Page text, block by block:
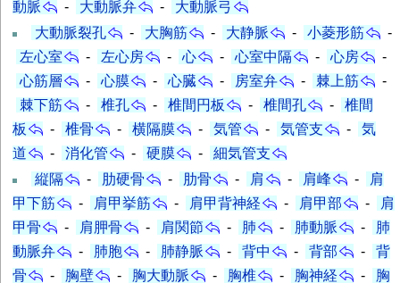
動脈
- 大動脈弁 -
大動脈弓
大動脈裂孔
- 大胸筋 - 大静脈 - 小菱形筋
-
左心室
- 左心房 - 心 - 心室中隔 - 心房
-
心筋層
- 心膜 - 心臓 - 房室弁 - 棘上筋
-
棘下筋
- 椎孔 - 椎間円板 - 椎間孔 -
椎間
板
- 椎骨 - 横隔膜 - 気管 - 気管支 -
気
道
- 消化管 - 硬膜 -
細気管支
縦隔
- 肋硬骨 - 肋骨 - 肩 - 肩峰 -
肩
甲下筋
- 肩甲挙筋 - 肩甲背神経 - 肩甲部 -
肩
甲骨
- 肩胛骨 - 肩関節 - 肺 - 肺動脈 -
肺
動脈弁
- 肺胞 - 肺静脈 - 背中 - 背部 -
背
骨
- 胸壁 - 胸大動脈 - 胸椎 - 胸神経 - 胸